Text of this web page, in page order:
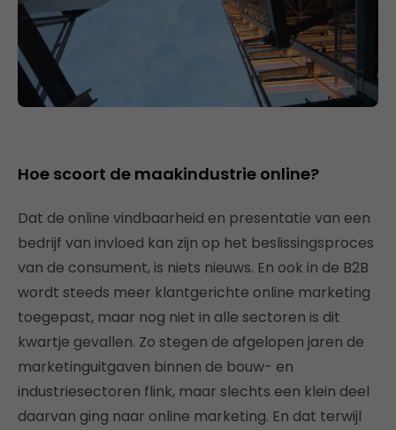
Hoe scoort de maakindustrie online?
Dat de online vindbaarheid en presentatie van een
bedrijf van invloed kan zijn op het beslissingsproces
van de consument, is niets nieuws. En ook in de B2B
wordt steeds meer klantgerichte online marketing
toegepast, maar nog niet in alle sectoren is dit
kwartje gevallen. Zo stegen de afgelopen jaren de
marketinguitgaven binnen de bouw- en
industriesectoren flink, maar slechts een klein deel
daarvan ging naar online marketing. En dat terwijl